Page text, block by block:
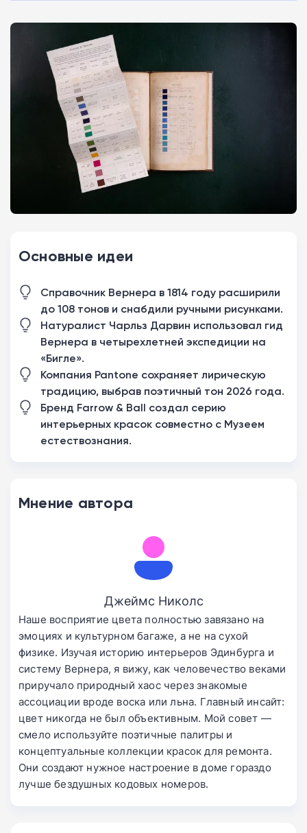
Основные идеи
Справочник Вернера в 1814 году расширили
до 108 тонов и снабдили ручными рисунками.
Натуралист Чарльз Дарвин использовал гид
Вернера в четырехлетней экспедиции на
«Бигле».
Компания Pantone сохраняет лирическую
традицию, выбрав поэтичный тон 2026 года.
Бренд Farrow & Ball создал серию
интерьерных красок совместно с Музеем
естествознания.
Мнение автора
Джеймс Николс
Наше восприятие цвета полностью завязано на
эмоциях и культурном багаже, а не на сухой
физике. Изучая историю интерьеров Эдинбурга и
систему Вернера, я вижу, как человечество веками
приручало природный хаос через знакомые
ассоциации вроде воска или льна. Главный инсайт:
цвет никогда не был объективным. Мой совет —
смело используйте поэтичные палитры и
концептуальные коллекции красок для ремонта.
Они создают нужное настроение в доме гораздо
лучше бездушных кодовых номеров.